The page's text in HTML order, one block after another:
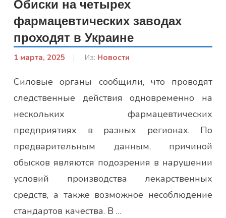
Обиски на четырех
фармацевтических заводах
проходят в Украине
1 марта, 2025
От:
Из: Новости
Силовые органы сообщили, что проводят
следственные действия одновременно на
нескольких фармацевтических
предприятиях в разных регионах. По
предварительным данным, причиной
обысков являются подозрения в нарушении
условий производства лекарственных
средств, а также возможное несоблюдение
стандартов качества. В …